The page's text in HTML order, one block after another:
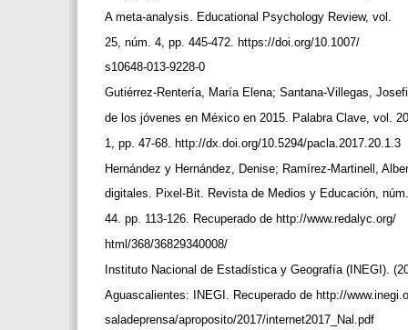
A meta-analysis. Educational Psychology Review, vol.
25, núm. 4, pp. 445-472. https://doi.org/10.1007/
s10648-013-9228-0
Gutiérrez-Rentería, María Elena; Santana-Villegas,
de los jóvenes en México en 2015. Palabra Clave, vol.
1, pp. 47-68. http://dx.doi.org/10.5294/pacla.2017.20.1.3
Hernández y Hernández, Denise; Ramírez-Martinell,
digitales. Pixel-Bit. Revista de Medios y Educación,
44. pp. 113-126. Recuperado de http://www.redalyc.org/
html/368/36829340008/
Instituto Nacional de Estadística y Geografía (INEGI).
Aguascalientes: INEGI. Recuperado de http://
saladeprensa/aproposito/2017/internet2017_Nal.pdf